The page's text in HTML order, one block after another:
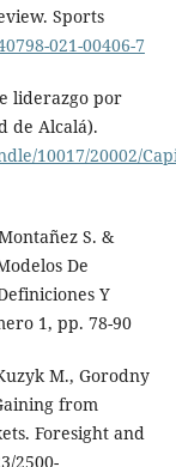
Sports
021-00406-7
liderazgo por
de Alcalá).
10017/20002/
S. &
De
Y
1, pp. 78-90
M., Gorodny
from
Foresight and
2500-